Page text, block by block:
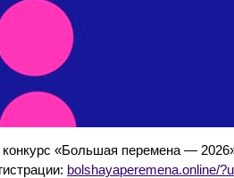
конкурс «Большая перемена —
bolshayaperemena.online/